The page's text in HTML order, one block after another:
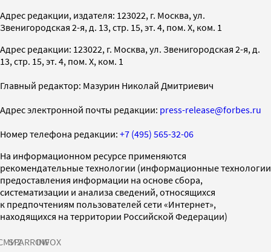
Адрес редакции, издателя: 123022, г. Москва, ул.
Звенигородская 2-я, д. 13, стр. 15, эт. 4, пом. X, ком. 1
Адрес редакции: 123022, г. Москва, ул. Звенигородская 2-я, д.
13, стр. 15, эт. 4, пом. X, ком. 1
Главный редактор: Мазурин Николай Дмитриевич
Адрес электронной почты редакции: press-release@forbes.ru
Номер телефона редакции: +7 (495) 565-32-06
На информационном ресурсе применяются
рекомендательные технологии (информационные технологии
предоставления информации на основе сбора,
систематизации и анализа сведений, относящихся
к предпочтениям пользователей сети «Интернет»,
находящихся на территории Российской Федерации)
SPARROWINFOX